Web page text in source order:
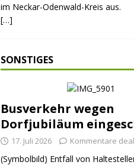
im Neckar-Odenwald-Kreis aus.
[…]
SONSTIGES
Busverkehr wegen
Dorfjubiläum
17. Juli 2026 Kommentare
(Symbolbild) Entfall von